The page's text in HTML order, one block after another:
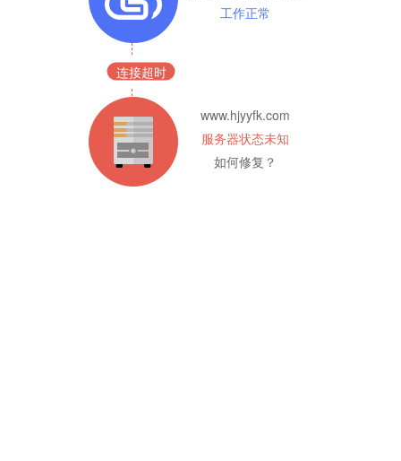
工作正常
连接超时
www.hjyyfk.com
服务器状态未知
如何修复？